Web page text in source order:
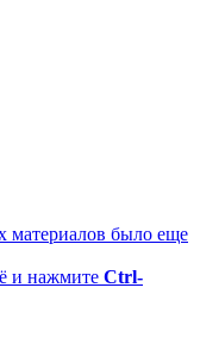
материалов было еще
и нажмите Ctrl-